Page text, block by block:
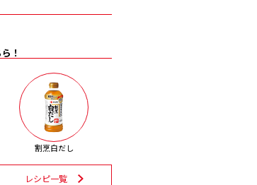
鍋つゆ
！
割烹白だし
レシピ一覧